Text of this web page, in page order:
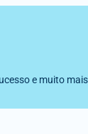
e muito